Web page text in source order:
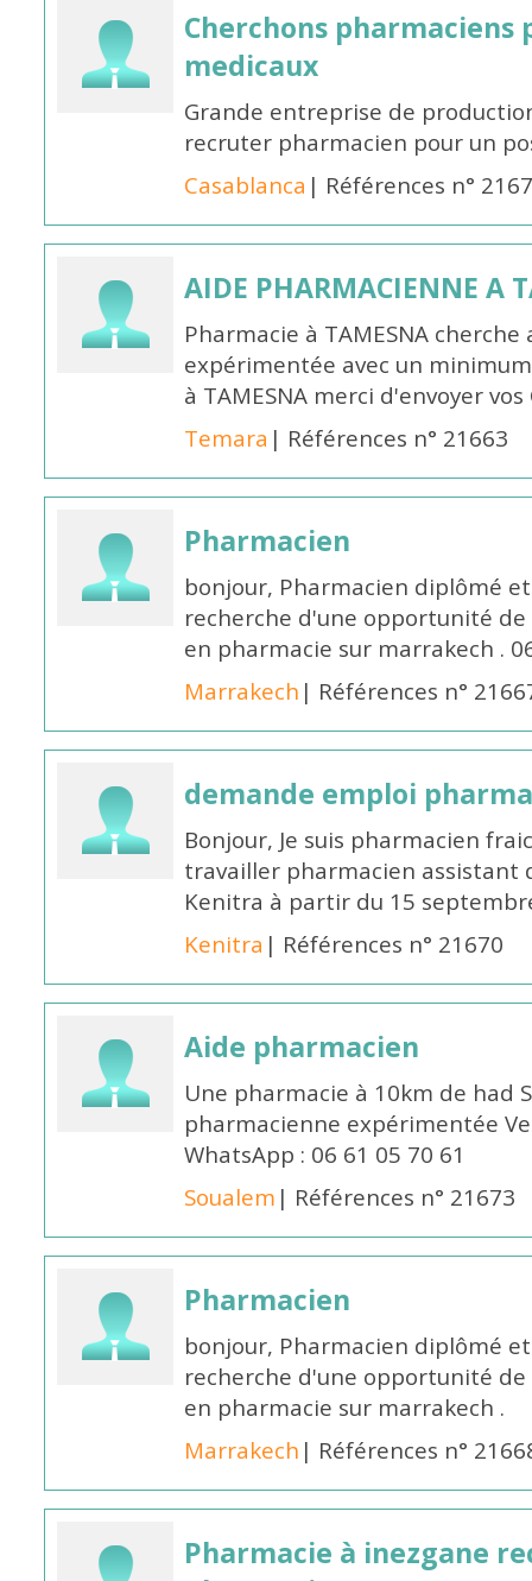
Cherchons
medicaux
Grande entreprise de
recruter pharmacien pour un
Casablanca | Références n°
AIDE PHARMACIENNE A
Pharmacie à TAMESNA
expérimentée avec un
à TAMESNA merci d'envoyer
Temara | Références n° 21663
Pharmacien
bonjour, Pharmacien diplômé
recherche d'une opportunité
en pharmacie sur marrakech .
Marrakech | Références n°
demande emploi
Bonjour, Je suis pharmacien
travailler pharmacien assistant
Kenitra à partir du 15
Kenitra | Références n° 21670
Aide pharmacien
Une pharmacie à 10km de had
pharmacienne expérimentée
WhatsApp : 06 61 05 70 61
Soualem | Références n° 21673
Pharmacien
bonjour, Pharmacien diplômé
recherche d'une opportunité
en pharmacie sur marrakech .
Marrakech | Références n°
Pharmacie à inezgane